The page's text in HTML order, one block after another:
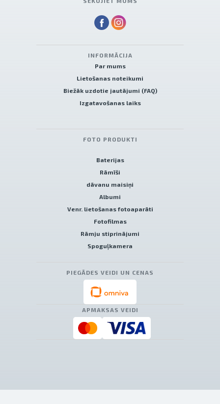
INFORMĀCIJA
Par mums
Lietošanas noteikumi
Biežāk uzdotie jautājumi (FAQ)
Izgatavošanas laiks
FOTO PRODUKTI
Baterijas
Rāmīši
dāvanu maisiņi
Albumi
Venr. lietošanas fotoaparāti
Fotofilmas
Rāmju stiprinājumi
Spoguļkamera
PIEGĀDES VEIDI UN CENAS
APMAKSAS VEIDI